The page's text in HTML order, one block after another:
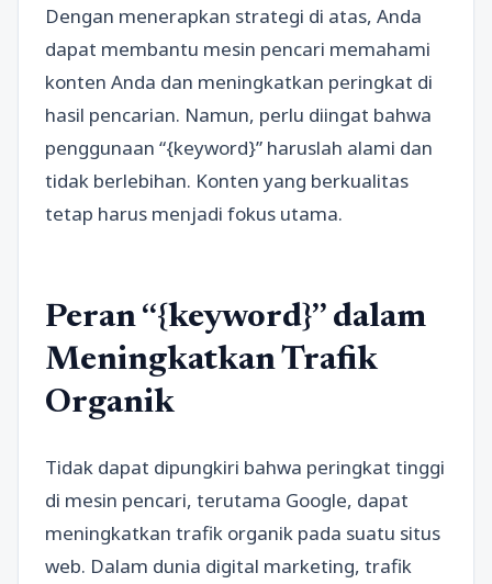
Dengan menerapkan strategi di atas, Anda
dapat membantu mesin pencari memahami
konten Anda dan meningkatkan peringkat di
hasil pencarian. Namun, perlu diingat bahwa
penggunaan “{keyword}” haruslah alami dan
tidak berlebihan. Konten yang berkualitas
tetap harus menjadi fokus utama.
Peran “{keyword}” dalam
Meningkatkan Trafik
Organik
Tidak dapat dipungkiri bahwa peringkat tinggi
di mesin pencari, terutama Google, dapat
meningkatkan trafik organik pada suatu situs
web. Dalam dunia digital marketing, trafik